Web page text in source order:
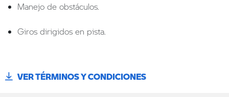
Manejo de obstáculos.
Giros dirigidos en pista.
VER TÉRMINOS Y CONDICIONES